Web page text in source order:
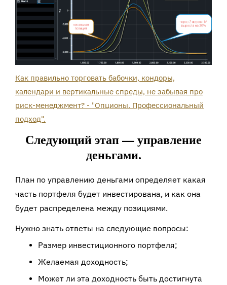
Как правильно торговать бабочки, кондоры,
календари и вертикальные спреды, не забывая про
риск-менеджмент? - "Опционы. Профессиональный
подход".
Следующий этап — управление
деньгами.
План по управлению деньгами определяет какая
часть портфеля будет инвестирована, и как она
будет распределена между позициями.
Нужно знать ответы на следующие вопросы:
Размер инвестиционного портфеля;
Желаемая доходность;
Может ли эта доходность быть достигнута